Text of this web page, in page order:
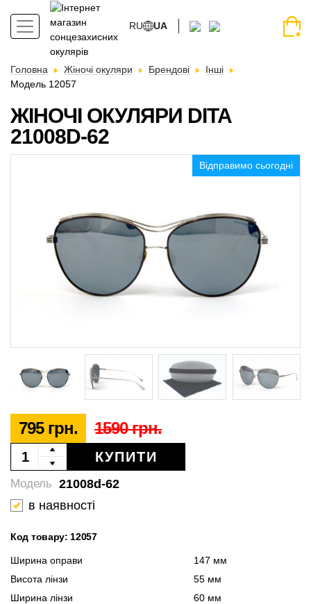
RU UA
Головна Жіночі окуляри Брендові
Інші
Модель 12057
ЖІНОЧІ ОКУЛЯРИ DITA
21008D-62
Відправимо сьогодні
795 грн. 1590 грн.
КУПИТИ
21008d-62
Модель
в наявності
Код товару: 12057
Ширина оправи
147 мм
Висота лінзи
55 мм
Ширина лінзи
60 мм